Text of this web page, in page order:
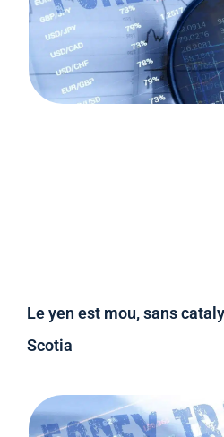
Le yen est mou, sans
Scotia